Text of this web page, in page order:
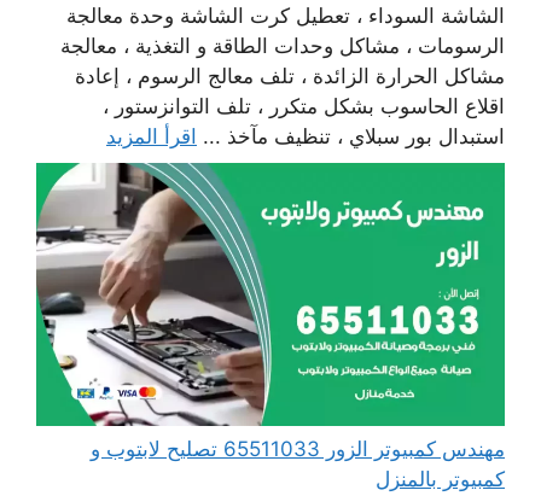
الشاشة السوداء ، تعطيل كرت الشاشة وحدة معالجة
الرسومات ، مشاكل وحدات الطاقة و التغذية ، معالجة
مشاكل الحرارة الزائدة ، تلف معالج الرسوم ، إعادة
اقلاع الحاسوب بشكل متكرر ، تلف التوانزستور ،
استبدال بور سبلاي ، تنظيف مآخذ ... اقرأ المزيد
مهندس كمبيوتر الزور 65511033 تصليح لابتوب و
كمبيوتر بالمنزل